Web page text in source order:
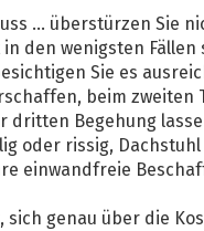
... überstürzen Sie
den wenigsten Fällen
Sie es
beim zweiten
dritten Begehung
oder rissig,
einwandfreie
sich genau über die